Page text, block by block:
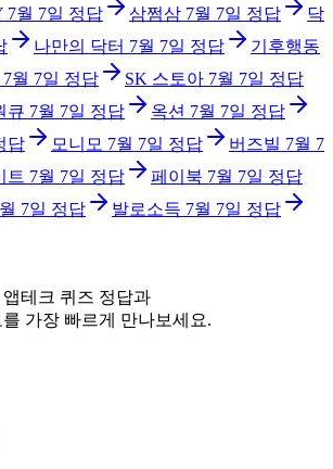
7월 7일 정답 삼쩜삼 7월 7일 정답
닥
나만의 닥터 7월 7일 정답
기후행동
7월 7일 정답 SK 스토아 7월 7일 정답
큐 7월 7일 정답 옥션 7월 7일 정답
답 모니모 7월 7일 정답 버즈빌 7월 7
트 7월 7일 정답 페이북 7월 7일 정답
7일 정답 발로소득 7월 7일 정답
테크 퀴즈 정답과
가장 빠르게 만나보세요.